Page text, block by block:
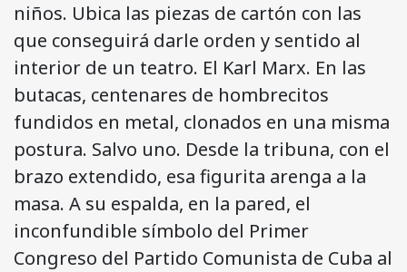
niños. Ubica las piezas de cartón con las
que conseguirá darle orden y sentido al
interior de un teatro. El Karl Marx. En las
butacas, centenares de hombrecitos
fundidos en metal, clonados en una misma
postura. Salvo uno. Desde la tribuna, con el
brazo extendido, esa figurita arenga a la
masa. A su espalda, en la pared, el
inconfundible símbolo del Primer
Congreso del Partido Comunista de Cuba al